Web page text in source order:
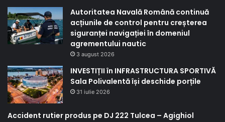
Autoritatea Navală Română continuă
acțiunile de control pentru creșterea
siguranței navigației în domeniul
agrementului nautic
3 august 2026
INVESTIȚII în INFRASTRUCTURA SPORTIVĂ
Sala Polivalentă își deschide porțile
31 iulie 2026
Accident rutier produs pe DJ 222 Tulcea – Agighiol